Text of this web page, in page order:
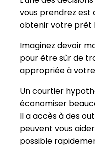
vous prendrez est
obtenir votre prêt
Imaginez devoir
pour être sûr de
appropriée à
Un courtier
économiser
Il a accès à des
peuvent vous
possible